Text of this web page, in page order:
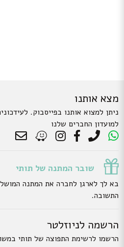
מצא אותנו
ניתן למצוא אותנו בפייסבוק.
למועדון החברים שלנו
שובר המתנה של תותי
בא לך לארגן לחברה את המתנה
התשובה.
הרשמה לניוזלטר
הרשמו לרשימת התפוצה של תותי